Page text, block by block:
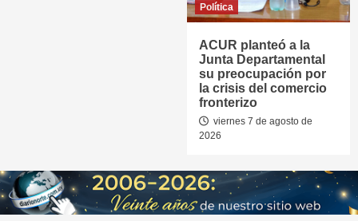
Política
ACUR planteó a la
Junta Departamental
su preocupación por
la crisis del comercio
fronterizo
viernes 7 de agosto de
2026